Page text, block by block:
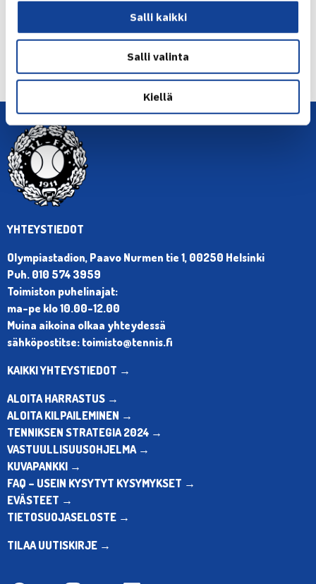
Salli kaikki
Salli valinta
Kiellä
Seuraava uutinen: Henri Kontinen ATP… →
YHTEYSTIEDOT
Olympiastadion, Paavo Nurmen tie 1, 00250 Helsinki
Puh. 010 574 3959
Toimiston puhelinajat:
ma-pe klo 10.00-12.00
Muina aikoina olkaa yhteydessä
sähköpostitse: toimisto@tennis.fi
KAIKKI YHTEYSTIEDOT →
ALOITA HARRASTUS →
ALOITA KILPAILEMINEN →
TENNIKSEN STRATEGIA 2024 →
VASTUULLISUUSOHJELMA →
KUVAPANKKI →
FAQ – USEIN KYSYTYT KYSYMYKSET →
EVÄSTEET →
TIETOSUOJASELOSTE →
TILAA UUTISKIRJE →